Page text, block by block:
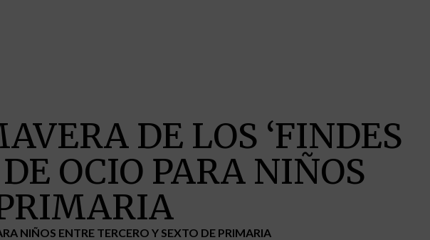
DE LOS ‘FINDES
OCIO PARA NIÑOS
NIÑOS ENTRE TERCERO Y SEXTO DE PRIMARIA